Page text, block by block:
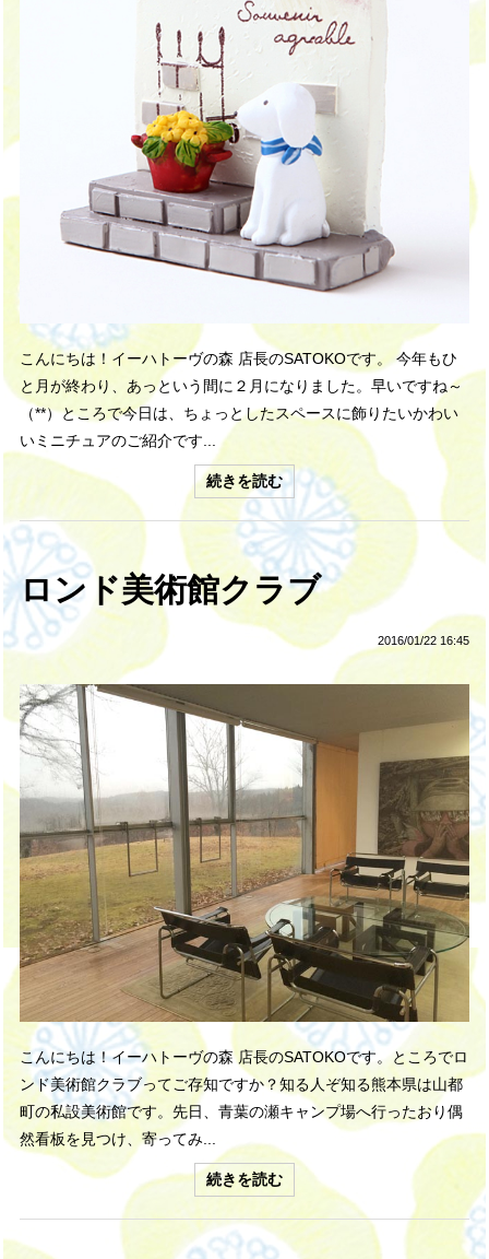
こんにちは！イーハトーヴの森 店長のSATOKOです。 今年もひ
と月が終わり、あっという間に２月になりました。早いですね～
（**）ところで今日は、ちょっとしたスペースに飾りたいかわい
いミニチュアのご紹介です...
続きを読む
ロンド美術館クラブ
2016/01/22 16:45
こんにちは！イーハトーヴの森 店長のSATOKOです。ところでロ
ンド美術館クラブってご存知ですか？知る人ぞ知る熊本県は山都
町の私設美術館です。先日、青葉の瀬キャンプ場へ行ったおり偶
然看板を見つけ、寄ってみ...
続きを読む